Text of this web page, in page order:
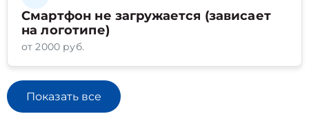
Смартфон не загружается (зависает
на логотипе)
от 2000 руб.
Показать все